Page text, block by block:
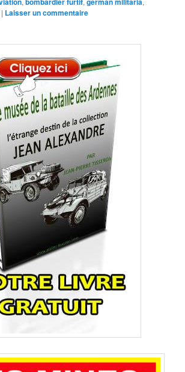
| Laisser un commentaire